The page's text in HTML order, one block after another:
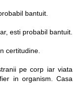
bantuit.
esti probabil bantuit.
certitudine.
pe corp iar viata
in organism. Casa